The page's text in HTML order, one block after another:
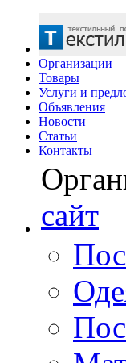
Организации
Товары
Услуги и
Объявления
Новости
Статьи
Контакты
сайт